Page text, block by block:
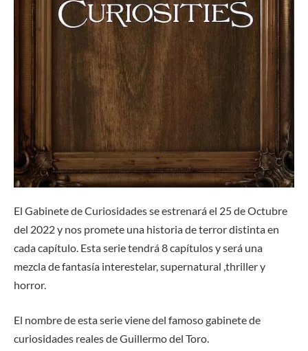
El Gabinete de Curiosidades se estrenará el 25 de Octubre
del 2022 y nos promete una historia de terror distinta en
cada capítulo. Esta serie tendrá 8 capítulos y será una
mezcla de fantasía interestelar, supernatural ,thriller y
horror.
El nombre de esta serie viene del famoso gabinete de
curiosidades reales de Guillermo del Toro.